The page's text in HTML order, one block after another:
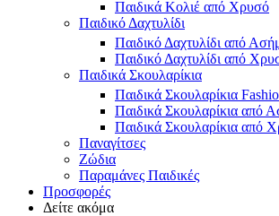
Παιδικά Κολιέ από Χρυσό
Παιδικό Δαχτυλίδι
Παιδικό Δαχτυλίδι από
Παιδικό Δαχτυλίδι από
Παιδικά Σκουλαρίκια
Παιδικά Σκουλαρίκια
Παιδικά Σκουλαρίκια από
Παιδικά Σκουλαρίκια από
Παναγίτσες
Ζώδια
Παραμάνες Παιδικές
Προσφορές
Δείτε ακόμα